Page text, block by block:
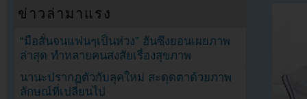
ข่าวล่ามาแรง
“มือสั่นจนแฟนๆเป็นห่วง” ฮันซึงยอนเผยภาพ
ล่าสุด ทำหลายคนสงสัยเรื่องสุขภาพ
นานะปรากฏตัวกับลุคใหม่ สะดุดตาด้วยภาพ
ลักษณ์ที่เปลี่ยนไป